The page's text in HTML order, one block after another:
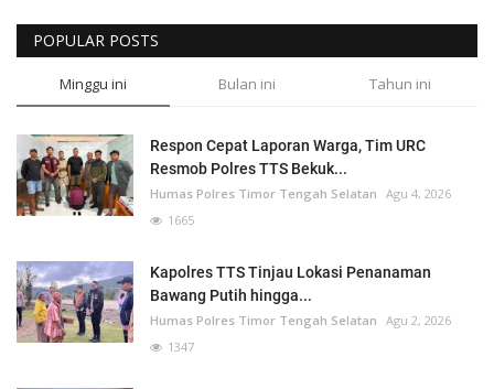
POPULAR POSTS
Minggu ini Bulan ini Tahun ini
Respon Cepat Laporan Warga, Tim URC
Resmob Polres TTS Bekuk...
Humas Polres Timor Tengah Selatan Agu 4, 2026
1665
Kapolres TTS Tinjau Lokasi Penanaman
Bawang Putih hingga...
Humas Polres Timor Tengah Selatan Agu 2, 2026
1347